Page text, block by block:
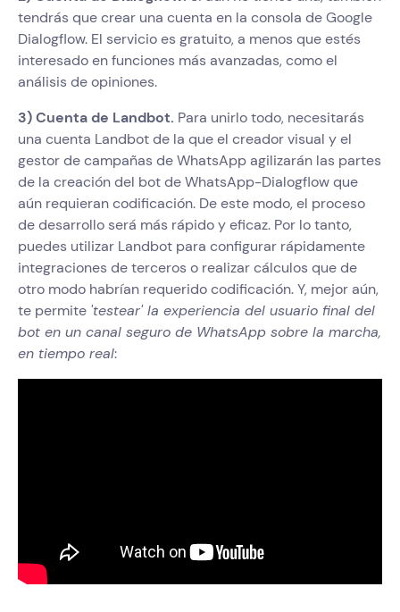
tendrás que crear una cuenta en la consola de Google
Dialogflow. El servicio es gratuito, a menos que estés
interesado en funciones más avanzadas, como el
análisis de opiniones.
3) Cuenta de Landbot. Para unirlo todo, necesitarás
una cuenta Landbot de la que el creador visual y el
gestor de campañas de WhatsApp agilizarán las partes
de la creación del bot de WhatsApp-Dialogflow que
aún requieran codificación. De este modo, el proceso
de desarrollo será más rápido y eficaz. Por lo tanto,
puedes utilizar Landbot para configurar rápidamente
integraciones de terceros o realizar cálculos que de
otro modo habrían requerido codificación. Y, mejor aún,
te permite 'testear' la experiencia del usuario final del
bot en un canal seguro de WhatsApp sobre la marcha,
en tiempo real: